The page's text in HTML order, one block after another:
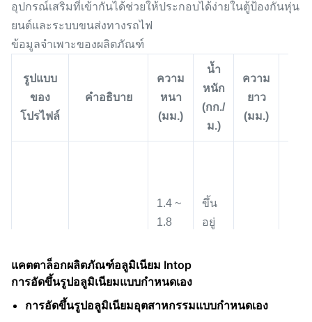
อุปกรณ์เสริมที่เข้ากันได้ช่วยให้ประกอบได้ง่ายในตู้ป้องกันหุ่น
ยนต์และระบบขนส่งทางรถไฟ
ข้อมูลจำเพาะของผลิตภัณฑ์
รูปแบบ
ของ
โปรไฟล์
คำอธิบาย
ความ
หนา
(มม.)
น้ำ
หนัก
(กก./
ม.)
ความ
ยาว
(มม.)
อุตสาหกรรม
1.4 ~
1.8
2.2
2.0 ~
ขึ้น
อยู่
ภาพ
แคตตาล็อกผลิตภัณฑ์อลูมิเนียม Intop
การอัดขึ้นรูปอลูมิเนียมแบบกำหนดเอง
การอัดขึ้นรูปอลูมิเนียมอุตสาหกรรมแบบกำหนดเอง